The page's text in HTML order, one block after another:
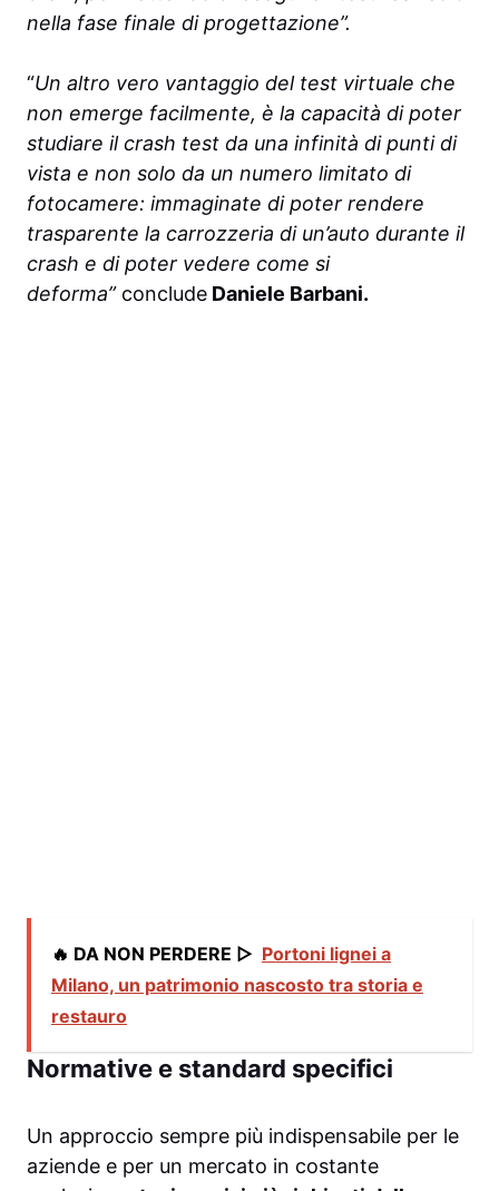
nella fase finale di progettazione”.
“Un altro vero vantaggio del test virtuale che
non emerge facilmente, è la capacità di poter
studiare il crash test da una infinità di punti di
vista e non solo da un numero limitato di
fotocamere: immaginate di poter rendere
trasparente la carrozzeria di un’auto durante il
crash e di poter vedere come si
deforma”conclude Daniele Barbani.
🔥 DA NON PERDERE ▷ Portoni lignei a
Milano, un patrimonio nascosto tra storia e
restauro
Normative e standard specifici
Un approccio sempre più indispensabile per le
aziende e per un mercato in costante